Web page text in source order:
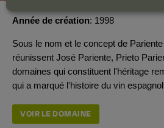
Année de création 1998
Sous le nom et le concept de
réunissent José Pariente, Prieto
domaines qui constituent l'héritage
qui a marqué l'histoire du vin
VOIR LE DOMAINE